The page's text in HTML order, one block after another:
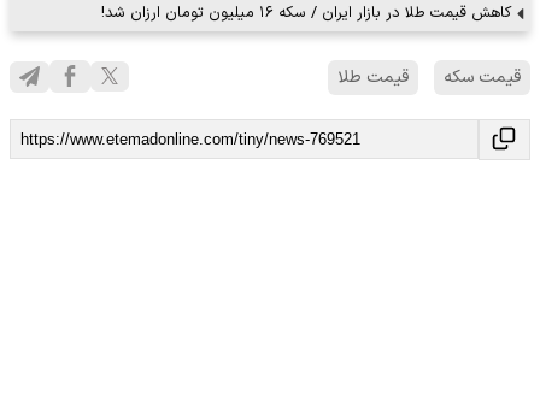
کاهش قیمت طلا در بازار ایران / سکه ۱۶ میلیون تومان ارزان شد!
قیمت سکه قیمت طلا